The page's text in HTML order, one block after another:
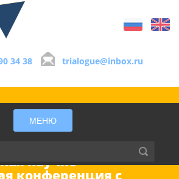
34 38 trialogue@inbox.ru
МЕНЮ
научно-
конференция с